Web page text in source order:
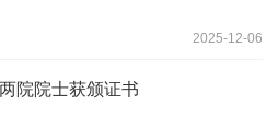
2025-12-06
院院士获颁证书